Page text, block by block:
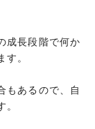
成長段階で何か
す。
もあるので、自
。